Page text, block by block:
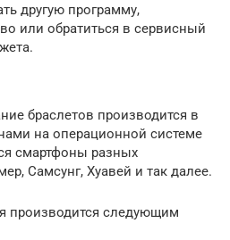
другую программу,
или обратиться в сервисный
браслетов производится в
на операционной системе
смартфоны разных
Самсунг, Хуавей и так далее.
производится следующим